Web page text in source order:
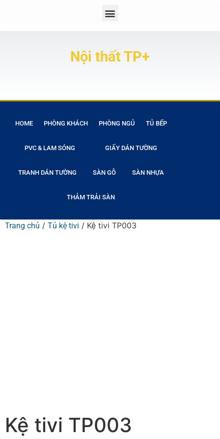
Nội thất TP+
HOME PHÒNG KHÁCH PHÒNG NGỦ TỦ BẾP
PVC & LAM SÓNG GIẤY DÁN TƯỜNG
TRANH DÁN TƯỜNG SÀN GỖ SÀN NHỰA
THẢM TRẢI SÀN
Trang chủ / Tủ kệ tivi / Kệ tivi TP003
Kệ tivi TP003